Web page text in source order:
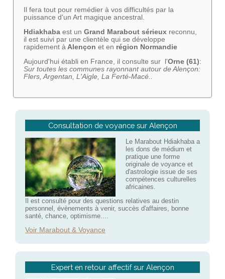
Il fera tout pour remédier à vos difficultés par la
puissance d'un Art magique ancestral.
Hdiakhaba est un Grand Marabout sérieuxreconnu,
il est suivi par une clientèle qui se développe
rapidement à Alençon et en région Normandie
Aujourd'hui établi en France, il consulte sur l'Orne (61):
Sur toutes les communes rayonnant autour de Alençon:
Flers, Argentan, L'Aigle, La Ferté-Macé..
Consultation de voyance sur Alençon
Le Marabout Hdiakhaba a
les dons de médium et
pratique une forme
originale de voyance et
d'astrologie issue de ses
compétences culturelles
africaines.
Il est consulté pour des questions relatives au destin
personnel, évènements à venir, succès d'affaires, bonne
santé, chance, optimisme....
Voir Marabout & Voyance
Expert en retour affectif sur Alençon